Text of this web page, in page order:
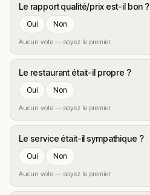
Le rapport qualité/prix est-il bon ?
Oui Non
Aucun vote — soyez le premier
Le restaurant était-il propre ?
Oui Non
Aucun vote — soyez le premier
Le service était-il sympathique ?
Oui Non
Aucun vote — soyez le premier